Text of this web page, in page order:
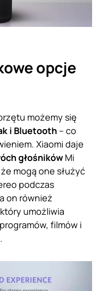
opcje
możemy się
i Bluetooth – co
Xiaomi daje
głośników Mi
mogą one służyć
podczas
on również
umożliwia
filmów i